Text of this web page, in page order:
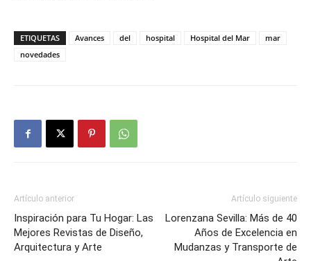
ETIQUETAS Avances del hospital Hospital del Mar
mar
novedades
Artículo anterior
Inspiración para Tu Hogar: Las
Mejores Revistas de Diseño,
Arquitectura y Arte
Artículo siguiente
Lorenzana Sevilla: Más de 40
Años de Excelencia en
Mudanzas y Transporte de